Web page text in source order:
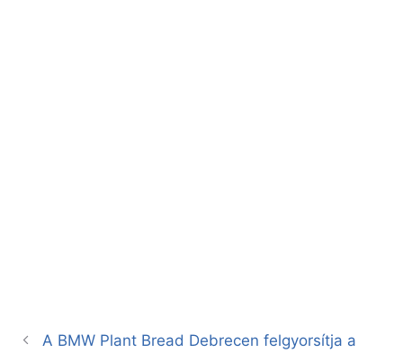
A BMW Plant Bread Debrecen felgyorsítja a